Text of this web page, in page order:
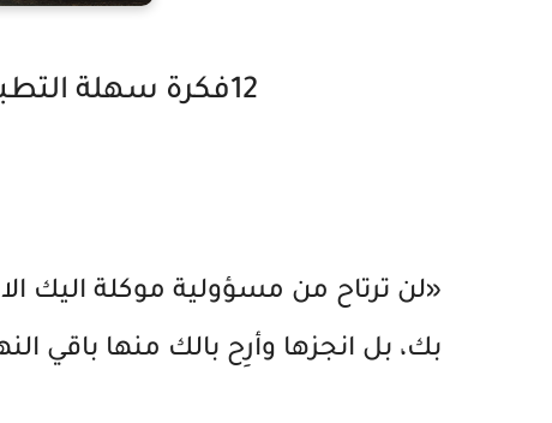
12فكرة سهلة التطبيق للتوقف عن المماطلة
«لن ترتاح من مسؤولية موكلة اليك
بك،‏ بل انجزها وأرِح بالك منها باقي